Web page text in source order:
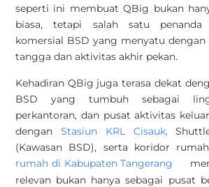
seperti ini membuat QBig bukan
biasa, tetapi salah satu
komersial BSD yang menyatu
tangga dan aktivitas akhir pekan.
Kehadiran QBig juga terasa dekat
BSD yang tumbuh sebagai
perkantoran, dan pusat aktivitas
dengan Stasiun KRL Cisauk,
(Kawasan BSD), serta koridor
rumah di Kabupaten Tangerang
relevan bukan hanya sebagai pusat